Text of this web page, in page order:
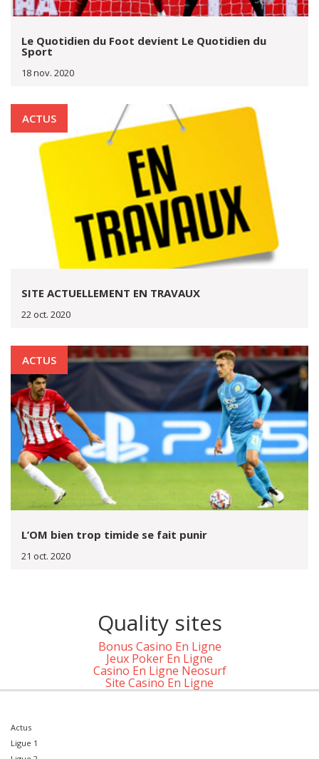
Le Quotidien du Foot devient Le Quotidien du
Sport
18 nov. 2020
ACTUS
SITE ACTUELLEMENT EN TRAVAUX
22 oct. 2020
ACTUS
L’OM bien trop timide se fait punir
21 oct. 2020
Quality sites
Bonus Casino En Ligne
Jeux Poker En Ligne
Casino En Ligne Neosurf
Site Casino En Ligne
Actus
Ligue 1